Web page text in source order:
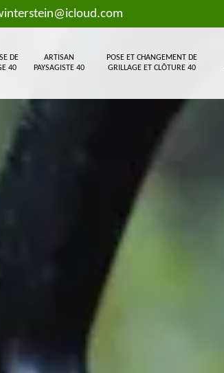
DE
40
ARTISAN
PAYSAGISTE 40
POSE ET CHANGEMENT DE
GRILLAGE ET CLÔTURE 40